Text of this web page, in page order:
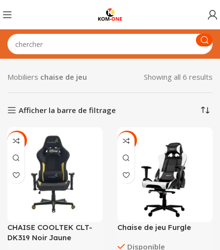
Mobiliers chaise de jeu Showing all 6 results
Afficher la barre de filtrage
-24%
CHAISE COOLTEK CLT-
DK319 Noir Jaune
-17%
Chaise de jeu Furgle
Disponible